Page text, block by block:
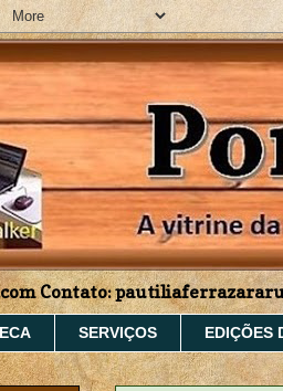
Contato:
SERVIÇOS EDIÇÕES